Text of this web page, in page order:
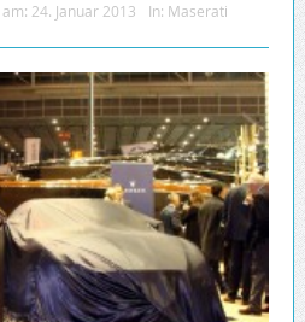
am: 24. Januar 2013 In: Maserati